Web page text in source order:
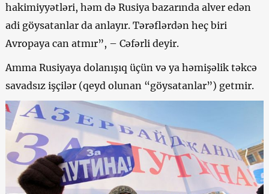
hakimiyyətləri, həm də Rusiya bazarında alver edən
adi göysatanlar da anlayır. Tərəflərdən heç biri
Avropaya can atmır”, – Cəfərli deyir.
Amma Rusiyaya dolanışıq üçün və ya həmişəlik təkcə
savadsız işçilər (qeyd olunan “göysatanlar”) getmir.